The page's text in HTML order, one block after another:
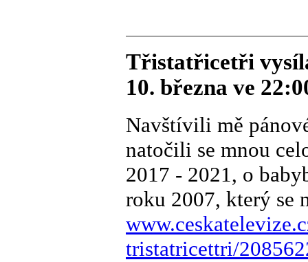
Třistatřicetři
10. března ve
Navštívili mě
natočili se mnou
2017 - 2021, o
roku 2007, který se
tristatricettri/